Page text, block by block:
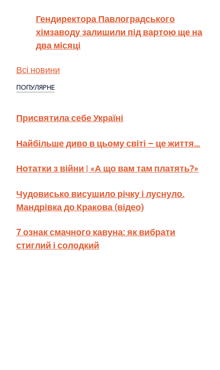
Гендиректора Павлоградського
хімзаводу залишили під вартою ще на
два місяці
Всі новини
ПОПУЛЯРНЕ
Присвятила себе Україні
Найбільше диво в цьому світі – це життя…
Нотатки з війни | «А що вам там платять?»
Чудовисько висушило річку і луснуло.
Мандрівка до Кракова (відео)
7 ознак смачного кавуна: як вибрати
стиглий і солодкий